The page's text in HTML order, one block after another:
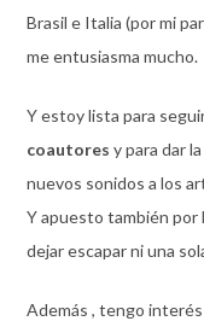
Brasil e Italia (por mi
me entusiasma mucho.
Y estoy lista para
coautores y para dar
nuevos sonidos a los
Y apuesto también por
dejar escapar ni una
Además , tengo